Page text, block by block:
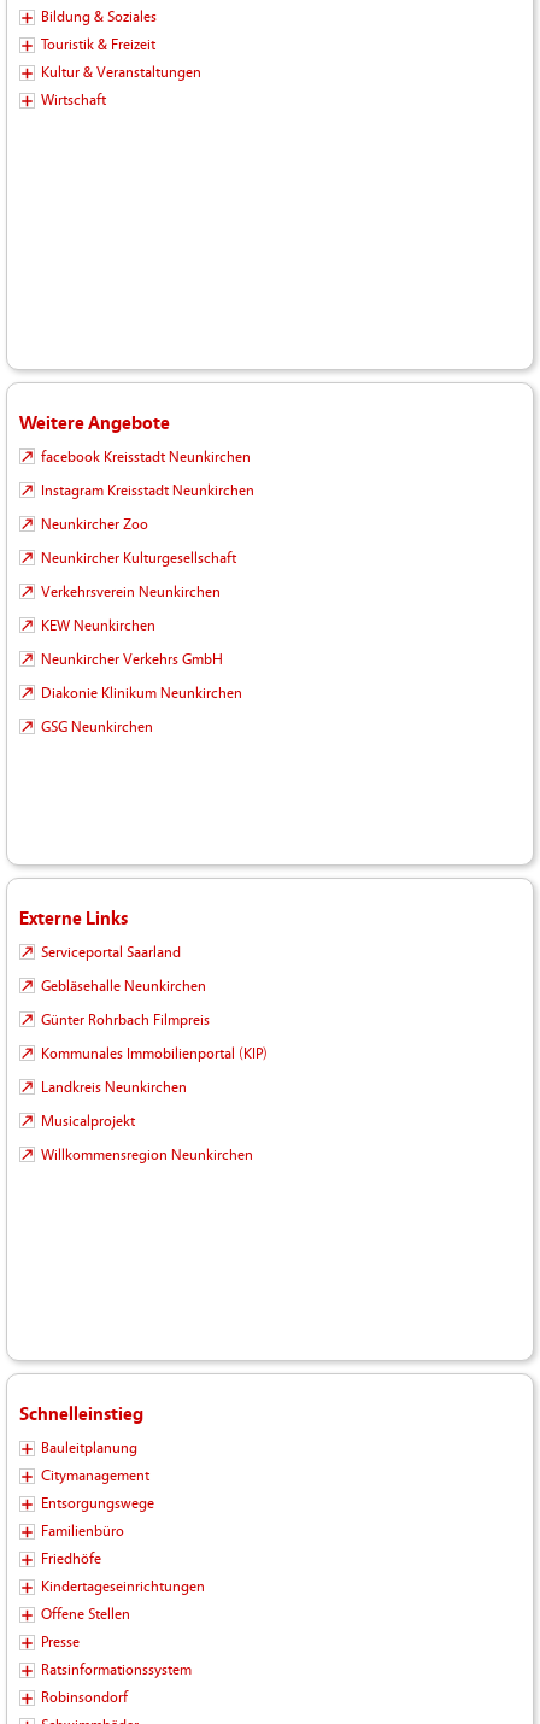
Bildung & Soziales
Touristik & Freizeit
Kultur & Veranstaltungen
Wirtschaft
Weitere Angebote
facebook Kreisstadt Neunkirchen
Instagram Kreisstadt Neunkirchen
Neunkircher Zoo
Neunkircher Kulturgesellschaft
Verkehrsverein Neunkirchen
KEW Neunkirchen
Neunkircher Verkehrs GmbH
Diakonie Klinikum Neunkirchen
GSG Neunkirchen
Externe Links
Serviceportal Saarland
Gebläsehalle Neunkirchen
Günter Rohrbach Filmpreis
Kommunales Immobilienportal (KIP)
Landkreis Neunkirchen
Musicalprojekt
Willkommensregion Neunkirchen
Schnelleinstieg
Bauleitplanung
Citymanagement
Entsorgungswege
Familienbüro
Friedhöfe
Kindertageseinrichtungen
Offene Stellen
Presse
Ratsinformationssystem
Robinsondorf